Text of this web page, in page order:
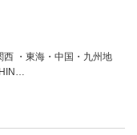
西 ・東海・中国・九州地